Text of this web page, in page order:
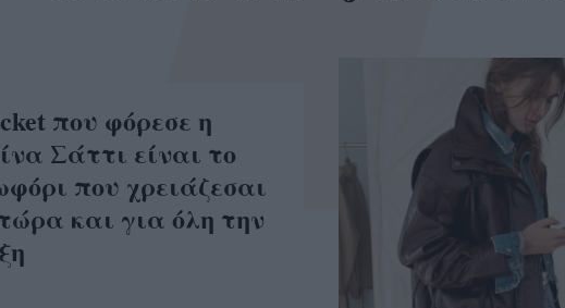
που φόρεσε η
Σάττι είναι το
που χρειάζεσαι
και για όλη την